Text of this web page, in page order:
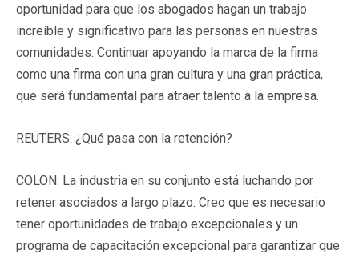
oportunidad para que los abogados hagan un trabajo
increíble y significativo para las personas en nuestras
comunidades. Continuar apoyando la marca de la firma
como una firma con una gran cultura y una gran práctica,
que será fundamental para atraer talento a la empresa.
REUTERS: ¿Qué pasa con la retención?
COLON: La industria en su conjunto está luchando por
retener asociados a largo plazo. Creo que es necesario
tener oportunidades de trabajo excepcionales y un
programa de capacitación excepcional para garantizar que